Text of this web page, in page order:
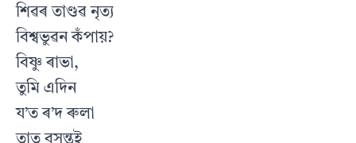
শিৱৰ তাণ্ডৱ নৃত্য
বিশ্বভুৱন কঁপায়?
বিষ্ণু ৰাভা,
তুমি এদিন
য’ত ৰ’দ ৰুলা
তাত বসন্তই